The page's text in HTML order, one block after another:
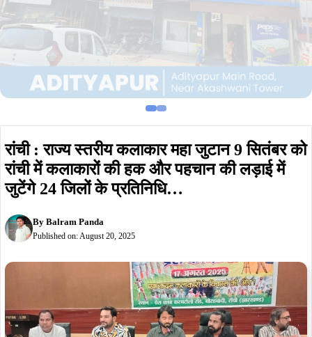
रांची : राज्य स्तरीय कलाकार महा जुटान 9 सितंबर को
रांची में कलाकारों की हक और पहचान की लड़ाई में
जुटेंगे 24 जिलों के प्रतिनिधि…
By Balram Panda
Published on: August 20, 2025